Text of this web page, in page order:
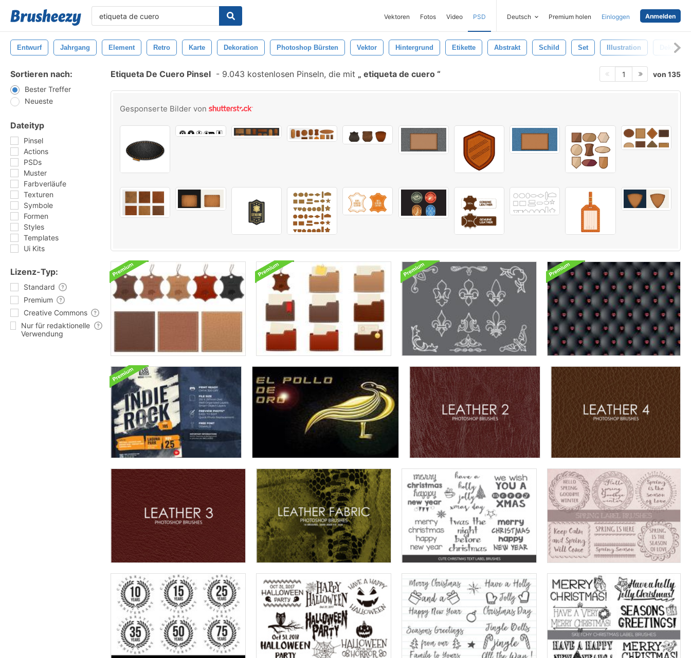
Vektoren Fotos Video PSD Deutsch Premium holen Einloggen Anmelden
Entwurf Jahrgang Element Retro Karte Dekoration Photoshop Bürsten Vektor Hintergrund Etikette Abstrakt Schild Set Illustration Dekorativ
Sortieren nach:
Bester Treffer
Neueste
Dateityp
Pinsel
Actions
PSDs
Muster
Farbverläufe
Texturen
Symbole
Formen
Styles
Templates
Ui Kits
Lizenz-Typ:
Standard
Premium
Creative Commons
Nur für redaktionelle
Verwendung
Etiqueta De Cuero Pinsel - 9.043 kostenlosen Pinseln, die mit etiqueta de cuero 1 von 135
Gesponserte Bilder von